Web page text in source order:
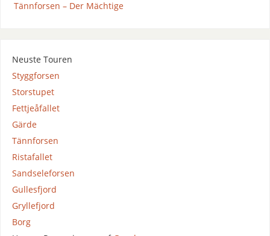
Tännforsen – Der Mächtige
Neuste Touren
Styggforsen
Storstupet
Fettjeåfallet
Gärde
Tännforsen
Ristafallet
Sandseleforsen
Gullesfjord
Gryllefjord
Borg